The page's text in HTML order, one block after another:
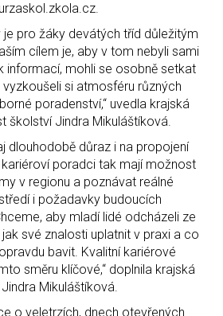
je pro žáky devátých tříd důležitým
cílem je, aby v tom nebyli sami
informací, mohli se osobně setkat
si atmosféru různých
poradenství,“ uvedla krajská
školství Jindra Mikuláštíková.
dlouhodobě důraz i na propojení
poradci tak mají možnost
v regionu a poznávat reálné
i požadavky budoucích
aby mladí lidé odcházeli ze
své znalosti uplatnit v praxi a co
bavit. Kvalitní kariérové
směru klíčové,“ doplnila krajská
Mikuláštíková.
o veletrzích, dnech otevřených